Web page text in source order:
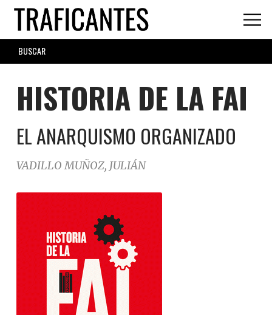
Skip
main
content
SEARCH
FORM
HISTORIA DE LA FAI
EL ANARQUISMO ORGANIZADO
VADILLO MUÑOZ, JULIÁN